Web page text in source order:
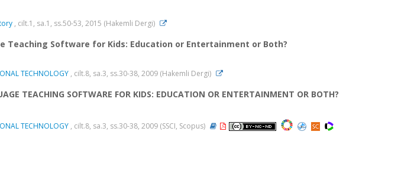
, cilt.1, sa.1, ss.50-53, 2015 (Hakemli Dergi)
Teaching Software for Kids: Education or Entertainment or Both?
TECHNOLOGY , cilt.8, sa.3, ss.30-38, 2009 (Hakemli Dergi)
TEACHING SOFTWARE FOR KIDS: EDUCATION OR ENTERTAINMENT OR BOTH?
TECHNOLOGY , cilt.8, sa.3, ss.30-38, 2009 (SSCI, Scopus)